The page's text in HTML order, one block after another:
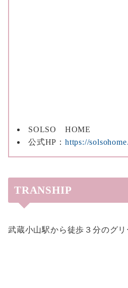
SOLSO HOME
公式HP： https://
TRANSHIP
武蔵小山駅から徒歩３分のグリ